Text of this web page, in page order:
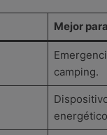
Mejor para
camping.